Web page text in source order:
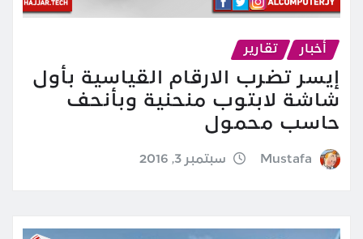
أخبار تقارير
إيسر تضرب الارقام القياسية بأول
شاشة لابتوب منحنية وبأنحف
حاسب محمول
Mustafa سبتمبر 3, 2016